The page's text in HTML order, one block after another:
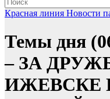
Красная линия Новости
Темы дня
– ЗА
ИЖЕВСКЕ